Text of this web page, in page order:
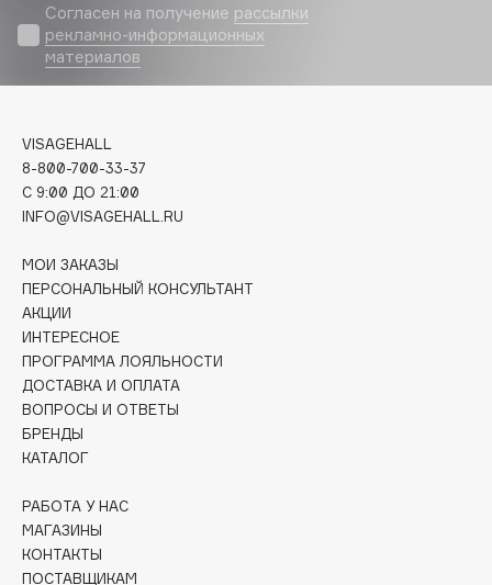
DARLING*
Darphin
Dessange
Dior
Divage
Dolce & Gabbana
Dolomit
Dorco
DP Daily Perfection
Dr. Vranjes Firenze
Dr.Althea
Dr.Ceuracle
Dr.Jart+
Dyson
Согласен на получение рассылки
рекламно-информационных
материалов
VISAGEHALL
8-800-700-33-37
C 9:00 ДО 21:00
INFO@VISAGEHALL.RU
МОИ ЗАКАЗЫ
ПЕРСОНАЛЬНЫЙ КОНСУЛЬТАНТ
АКЦИИ
ИНТЕРЕСНОЕ
ПРОГРАММА ЛОЯЛЬНОСТИ
ДОСТАВКА И ОПЛАТА
ВОПРОСЫ И ОТВЕТЫ
БРЕНДЫ
КАТАЛОГ
РАБОТА У НАС
МАГАЗИНЫ
КОНТАКТЫ
ПОСТАВЩИКАМ